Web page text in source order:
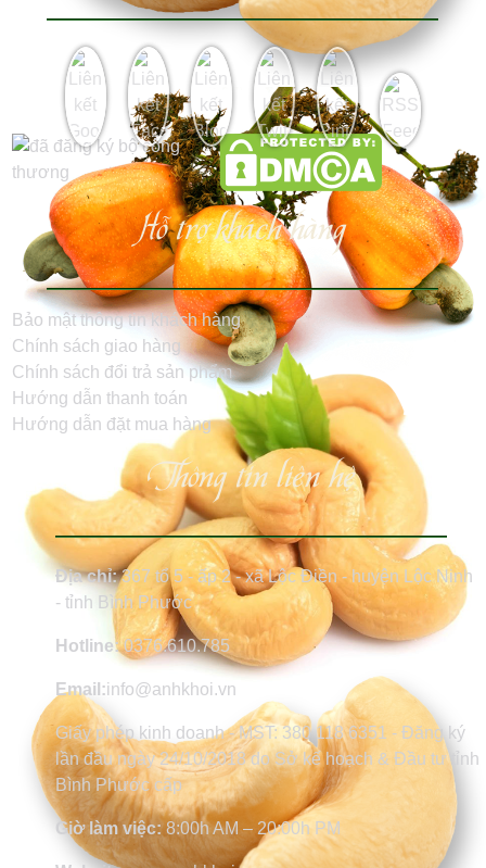
Hỗ trợ khách hàng
Bảo mật thông tin khách hàng
Chính sách giao hàng
Chính sách đổi trả sản phẩm
Hướng dẫn thanh toán
Hướng dẫn đặt mua hàng
Thông tin liên hệ
Địa chỉ:367 tổ 5 - ấp 2 - xã Lộc Điền - huyện Lộc Ninh
- tỉnh Bình Phước
Hotline: 0376.610.785
Email:info@anhkhoi.vn
Giấy phép kinh doanh - MST: 380 118 6351 - Đăng ký
lần đầu ngày 24/10/2018 do Sở kế hoạch & Đầu tư tỉnh
Bình Phước cấp
Giờ làm việc:8:00h AM – 20:00h PM